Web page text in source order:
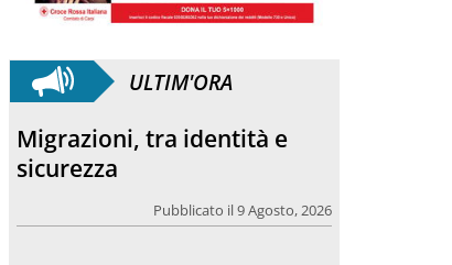
ULTIM'ORA
Migrazioni, tra identità e
sicurezza
Pubblicato il 9 Agosto, 2026